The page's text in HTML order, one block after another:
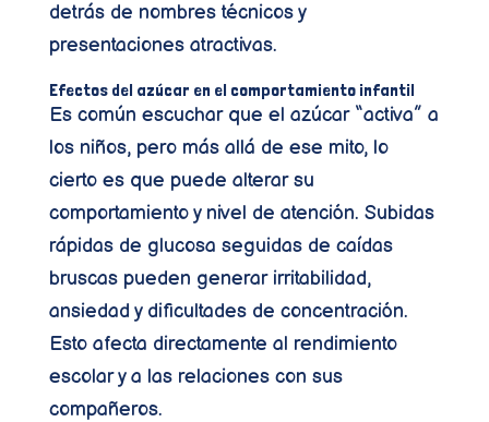
detrás de nombres técnicos y
presentaciones atractivas.
Efectos del azúcar en el comportamiento infantil
Es común escuchar que el azúcar “activa” a
los niños, pero más allá de ese mito, lo
cierto es que puede alterar su
comportamiento y nivel de atención. Subidas
rápidas de glucosa seguidas de caídas
bruscas pueden generar irritabilidad,
ansiedad y dificultades de concentración.
Esto afecta directamente al rendimiento
escolar y a las relaciones con sus
compañeros.